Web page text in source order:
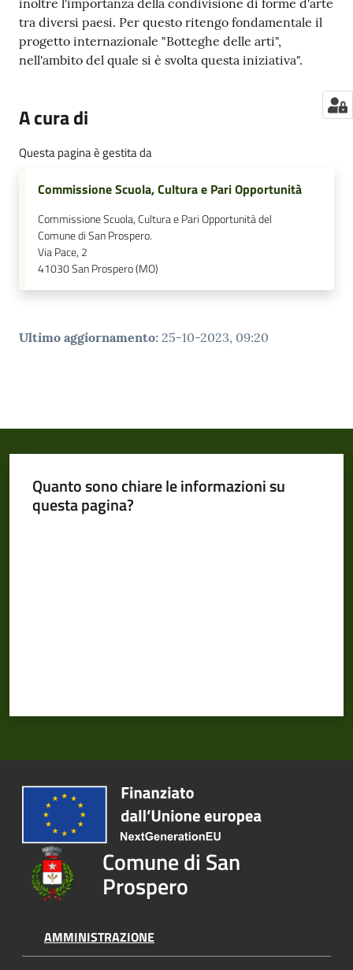
inoltre l'importanza della condivisione di forme d'arte
tra diversi paesi. Per questo ritengo fondamentale il
progetto internazionale "Botteghe delle arti",
nell'ambito del quale si è svolta questa iniziativa".
A cura di
Questa pagina è gestita da
Commissione Scuola, Cultura e Pari Opportunità
Commissione Scuola, Cultura e Pari Opportunità del
Comune di San Prospero.
Via Pace, 2
41030San Prospero (MO)
Ultimo aggiornamento: 25-10-2023, 09:20
Quanto sono chiare le informazioni su
questa pagina?
Comune di San
Prospero
AMMINISTRAZIONE